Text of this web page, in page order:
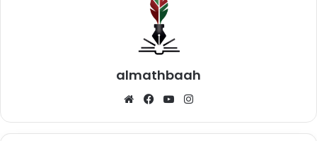
almathbaah
WebsiteFacebookYouTube